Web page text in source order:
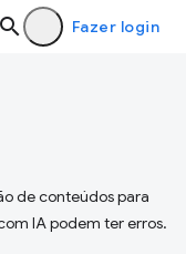
Fazer login
de conteúdos para
IA podem ter erros.